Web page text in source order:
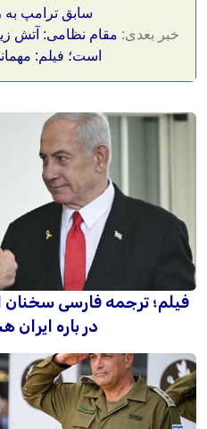
سابق ترامپ به
خبر بعدی: مقام نظامی: آتش
است؛ فیلم:
فیلم؛ ترجمه فارسی سخنان
در باره